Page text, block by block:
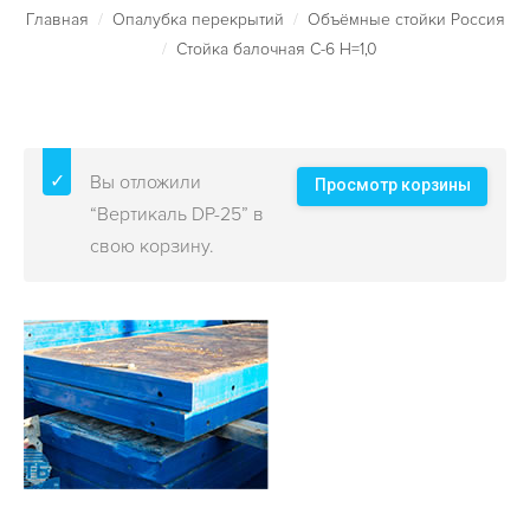
О КОМПАНИИ
АКЦИИ
Главная Опалубка перекрытий
Объёмные стойки Россия
Стойка балочная С-6 Н=1,0
Просмотр корзины
Вы отложили
“Вертикаль DP-25” в
свою корзину.